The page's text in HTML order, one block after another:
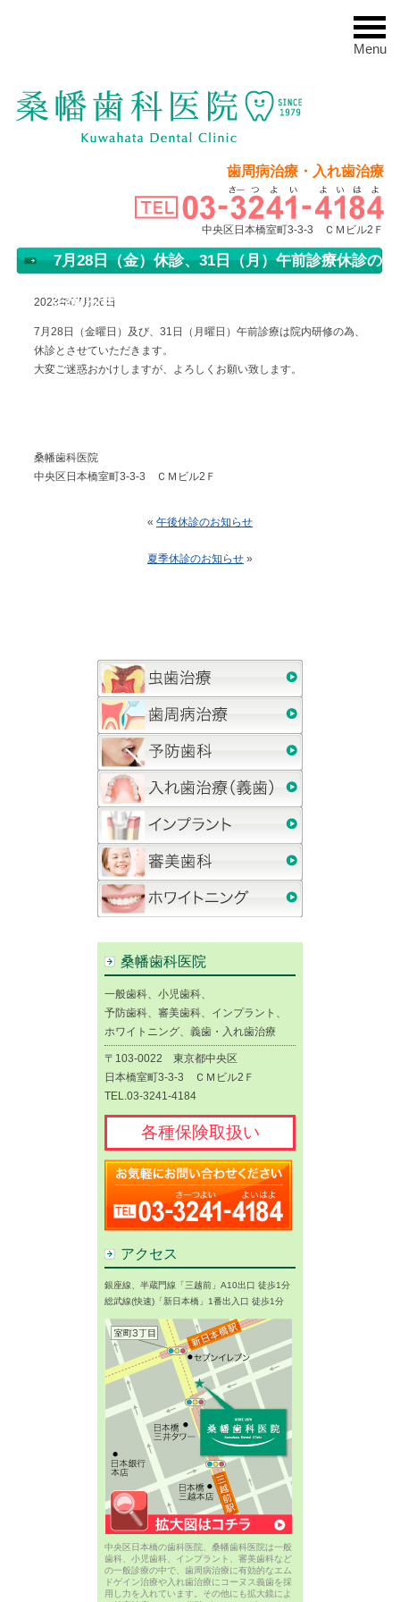
Menu
歯周病治療・入れ歯治療
中央区日本橋室町3-3-3 ＣＭビル2Ｆ
7月28日（金）休診、31日（月）午前診療休診の
お知らせ
2023年07月26日
7月28日（金曜日）及び、31日（月曜日）午前診療は院内研修の為、
休診とさせていただきます。
大変ご迷惑おかけしますが、よろしくお願い致します。
桑幡歯科医院
中央区日本橋室町3-3-3 ＣＭビル2Ｆ
« 午後休診のお知らせ
夏季休診のお知らせ »
桑幡歯科医院
一般歯科、小児歯科、
予防歯科、審美歯科、インプラント、
ホワイトニング、義歯・入れ歯治療
〒103-0022 東京都中央区
日本橋室町3-3-3 ＣＭビル2Ｆ
TEL.03-3241-4184
各種保険取扱い
アクセス
銀座線、半蔵門線「三越前」A10出口 徒歩1分
総武線(快速)「新日本橋」1番出入口 徒歩1分
中央区日本橋の歯科医院、桑幡歯科医院は一般
歯科、小児歯科、インプラント、審美歯科など
の一般診療の中で、歯周病治療に有効的なエム
ドゲイン治療や入れ歯治療にコーヌス義歯を採
用し力を入れています。その他にも拡大鏡によ